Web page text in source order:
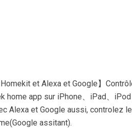
Homekit et Alexa et Google】
home app sur iPhone、iPad、
Alexa et Google aussi, controlez
assitant).